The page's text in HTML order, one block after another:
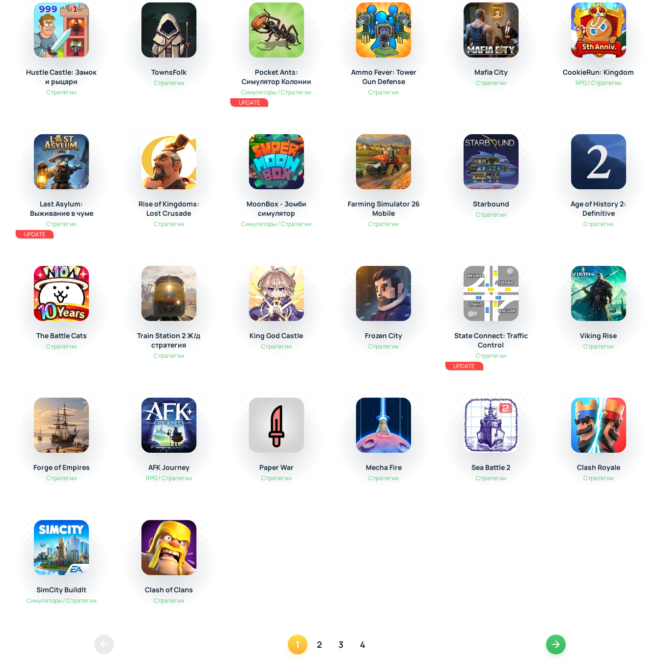
Hustle Castle: Замок
и рыцари
Стратегии
TownsFolk
Стратегии
Pocket Ants:
Симулятор Колонии
Симуляторы / Стратегии
UPDATE
Ammo Fever: Tower
Gun Defense
Стратегии
Mafia City
Стратегии
CookieRun: Kingdom
RPG / Стратегии
Last Asylum:
Выживание в чуме
Стратегии
UPDATE
Rise of Kingdoms:
Lost Crusade
Стратегии
MoonBox - Зомби
симулятор
Симуляторы / Стратегии
Farming Simulator 26
Mobile
Стратегии
Starbound
Стратегии
Age of History 2:
Definitive
Стратегии
The Battle Cats
Стратегии
Train Station 2 Ж/д
стратегия
Стратегии
King God Castle
Стратегии
Frozen City
Стратегии
State Connect: Traffic
Control
Стратегии
UPDATE
Viking Rise
Стратегии
Forge of Empires
Стратегии
AFK Journey
RPG / Стратегии
Paper War
Стратегии
Mecha Fire
Стратегии
Sea Battle 2
Стратегии
Clash Royale
Стратегии
SimCity BuildIt
Симуляторы / Стратегии
Clash of Clans
Стратегии
Предыдущая страница
1 2 3
4
Следующая страница